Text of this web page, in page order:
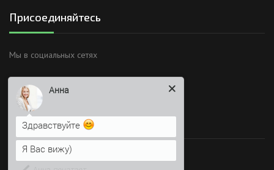
Присоединяйтесь
Мы в социальных сетях
Время работы
Работаем без обеда и выходных
Анна
Здравствуйте
Я Вас вижу)
Напишите сюда свой вопрос.
Возможно, его решение будет
быстрее